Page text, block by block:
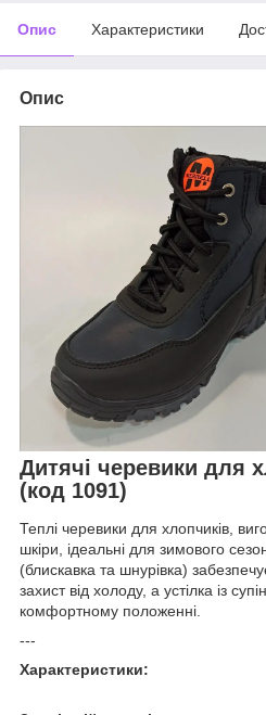
Опис Характеристики
Опис
Дитячі черевики для
(код 1091)
Теплі черевики для хлопчиків,
шкіри, ідеальні для зимового
(блискавка та шнурівка)
захист від холоду, а устілка із
комфортному положенні.
---
Характеристики: